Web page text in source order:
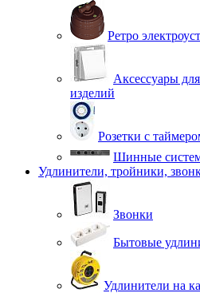
Ретро
Аксессуары
изделий
Розетки с
Шинные
Удлинители, тройники,
Звонки
Бытовые
Удлинители на